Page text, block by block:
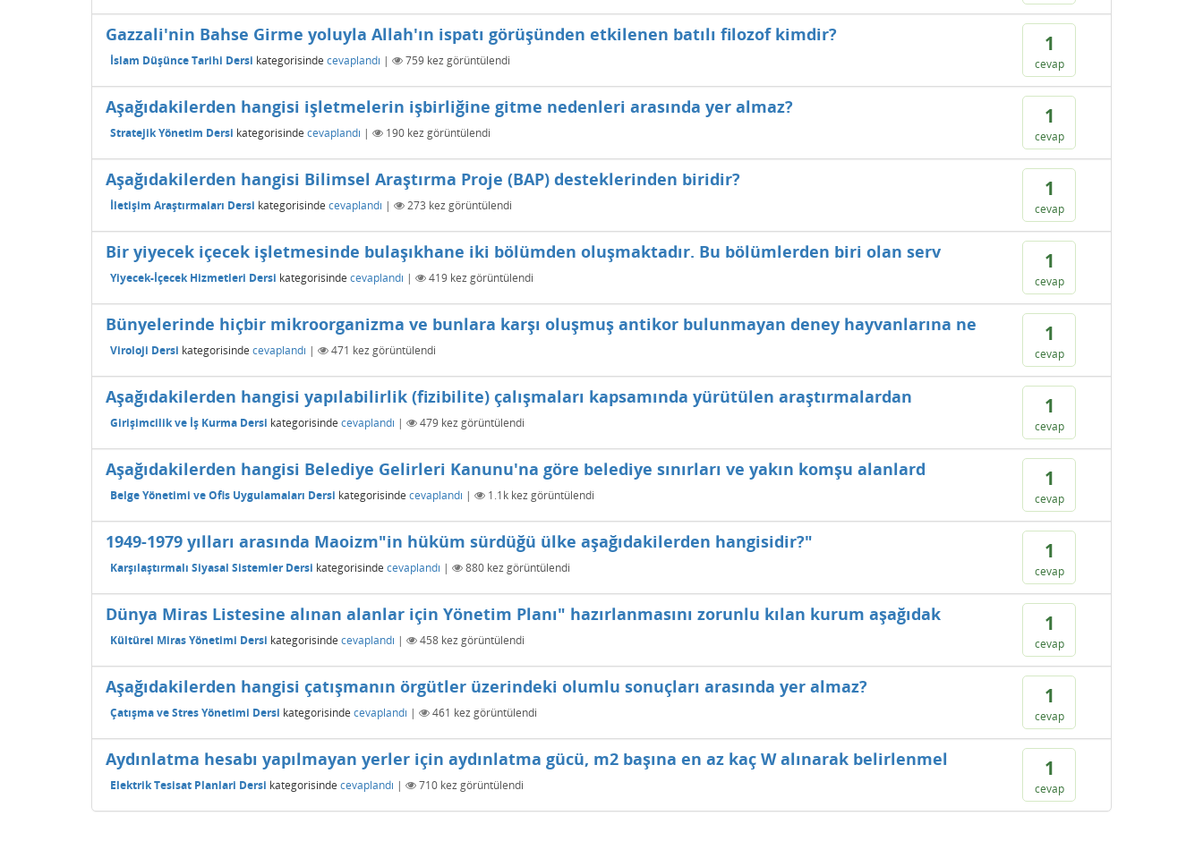
1
cevap
Gazzali'nin Bahse Girme yoluyla Allah'ın ispatı görüşünden etkilenen batılı filozof kimdir?
İslam Düşünce Tarihi Dersi kategorisinde cevaplandı | 759 kez görüntülendi
1
cevap
Aşağıdakilerden hangisi işletmelerin işbirliğine gitme nedenleri arasında yer almaz?
Stratejik Yönetim Dersi kategorisinde cevaplandı | 190 kez görüntülendi
1
cevap
Aşağıdakilerden hangisi Bilimsel Araştırma Proje (BAP) desteklerinden biridir?
İletişim Araştırmaları Dersi kategorisinde cevaplandı | 273 kez görüntülendi
1
cevap
Bir yiyecek içecek işletmesinde bulaşıkhane iki bölümden oluşmaktadır. Bu bölümlerden biri olan serv
Yiyecek-İçecek Hizmetleri Dersi kategorisinde cevaplandı | 419 kez görüntülendi
1
cevap
Bünyelerinde hiçbir mikroorganizma ve bunlara karşı oluşmuş antikor bulunmayan deney hayvanlarına ne
Viroloji Dersi kategorisinde cevaplandı | 471 kez görüntülendi
1
cevap
Aşağıdakilerden hangisi yapılabilirlik (fizibilite) çalışmaları kapsamında yürütülen araştırmalardan
Girişimcilik ve İş Kurma Dersi kategorisinde cevaplandı | 479 kez görüntülendi
1
cevap
Aşağıdakilerden hangisi Belediye Gelirleri Kanunu'na göre belediye sınırları ve yakın komşu alanlard
Belge Yönetimi ve Ofis Uygulamaları Dersi kategorisinde cevaplandı | 1.1k kez görüntülendi
1
cevap
1949-1979 yılları arasında Maoizm"in hüküm sürdüğü ülke aşağıdakilerden hangisidir?"
Karşılaştırmalı Siyasal Sistemler Dersi kategorisinde cevaplandı | 880 kez görüntülendi
1
cevap
Dünya Miras Listesine alınan alanlar için Yönetim Planı" hazırlanmasını zorunlu kılan kurum aşağıdak
Kültürel Miras Yönetimi Dersi kategorisinde cevaplandı | 458 kez görüntülendi
1
cevap
Aşağıdakilerden hangisi çatışmanın örgütler üzerindeki olumlu sonuçları arasında yer almaz?
Çatışma ve Stres Yönetimi Dersi kategorisinde cevaplandı | 461 kez görüntülendi
1
cevap
Aydınlatma hesabı yapılmayan yerler için aydınlatma gücü, m2 başına en az kaç W alınarak belirlenmel
Elektrik Tesisat Planlari Dersi kategorisinde cevaplandı | 710 kez görüntülendi